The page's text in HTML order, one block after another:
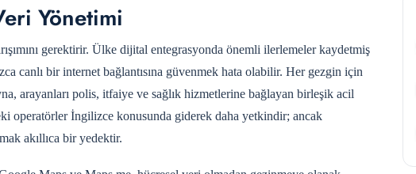
Yönetimi
gerektirir. Ülke dijital entegrasyonda önemli ilerlemeler kaydetmiş
canlı bir internet bağlantısına güvenmek hata olabilir. Her gezgin için
arayanları polis, itfaiye ve sağlık hizmetlerine bağlayan birleşik acil
operatörler İngilizce konusunda giderek daha yetkindir; ancak
akıllıca bir yedektir.